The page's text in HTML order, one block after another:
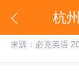
 杭州打工
来源：必克英语